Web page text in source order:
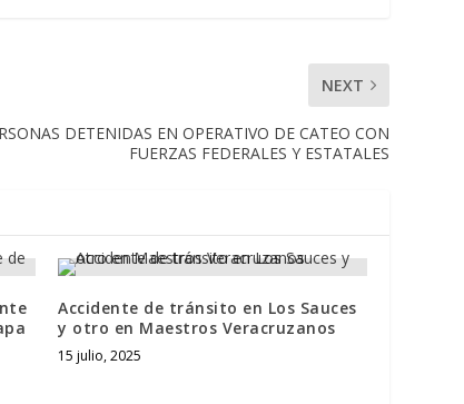
NEXT
DETENIDAS EN OPERATIVO DE CATEO CON
FUERZAS FEDERALES Y ESTATALES
Accidente de tránsito en Los Sauces
y otro en Maestros Veracruzanos
15 julio, 2025